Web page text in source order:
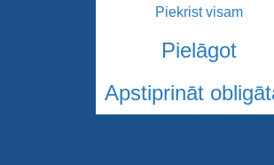
© 2026 Latvijas Universitāte. Visas
Piekrist visam
Pielāgot
Apstiprināt